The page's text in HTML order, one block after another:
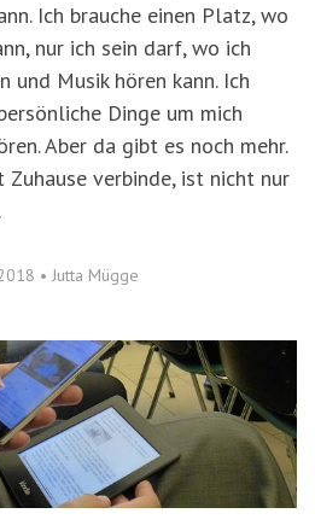
Ich brauche einen Platz, wo
nur ich sein darf, wo ich
und Musik hören kann. Ich
Dinge um mich
Aber da gibt es noch mehr.
Zuhause verbinde, ist nicht nur
• Jutta Mügge